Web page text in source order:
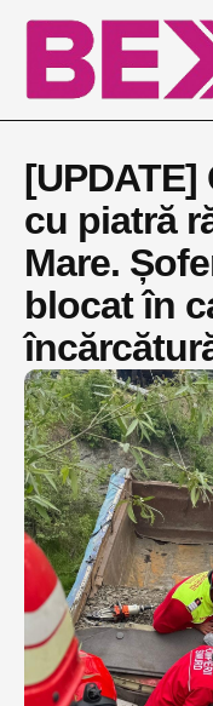
cu piatră
Mare.
blocat în